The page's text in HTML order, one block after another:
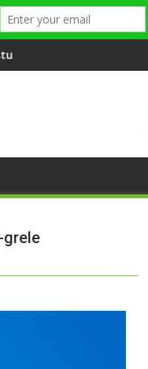
a învățat româna la 2
Compania de Apă
grele